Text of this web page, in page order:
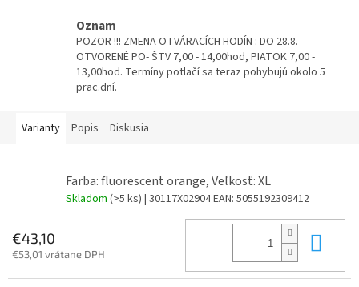
Oznam
POZOR !!! ZMENA OTVÁRACÍCH HODÍN : DO 28.8.
OTVORENÉ PO- ŠTV 7,00 - 14,00hod, PIATOK 7,00 -
13,00hod. Termíny potlačí sa teraz pohybujú okolo 5
prac.dní.
Varianty Popis Diskusia
Farba: fluorescent orange, Veľkosť: XL
Skladom (>5 ks) | 30117X02904EAN: 5055192309412
€43,10
€53,01 vrátane DPH